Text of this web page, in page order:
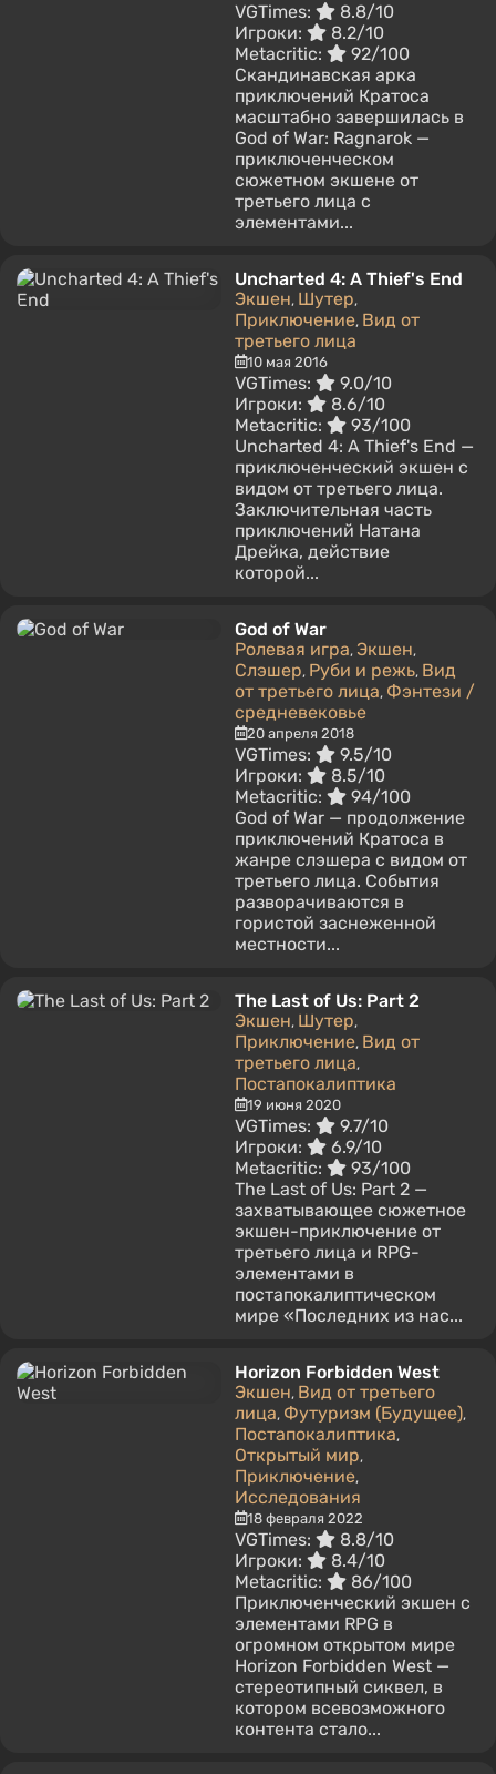
VGTimes:
8.8/10
Игроки:
8.2/10
Metacritic:
92/100
Скандинавская арка
приключений Кратоса
масштабно завершилась в
God of War: Ragnarok —
приключенческом
сюжетном экшене от
третьего лица с
элементами...
Uncharted 4: A Thief's End
Экшен, Шутер,
Приключение, Вид от
третьего лица
10 мая 2016
VGTimes:
9.0/10
Игроки:
8.6/10
Metacritic:
93/100
Uncharted 4: A Thief's End —
приключенческий экшен с
видом от третьего лица.
Заключительная часть
приключений Натана
Дрейка, действие
которой...
God of War
Ролевая игра, Экшен,
Слэшер, Руби и режь, Вид
от третьего лица, Фэнтези /
средневековье
20 апреля 2018
VGTimes:
9.5/10
Игроки:
8.5/10
Metacritic:
94/100
God of War — продолжение
приключений Кратоса в
жанре слэшера с видом от
третьего лица. События
разворачиваются в
гористой заснеженной
местности...
The Last of Us: Part 2
Экшен, Шутер,
Приключение, Вид от
третьего лица,
Постапокалиптика
19 июня 2020
VGTimes:
9.7/10
Игроки:
6.9/10
Metacritic:
93/100
The Last of Us: Part 2 —
захватывающее сюжетное
экшен-приключение от
третьего лица и RPG-
элементами в
постапокалиптическом
мире «Последних из нас...
Horizon Forbidden West
Экшен, Вид от третьего
лица, Футуризм (Будущее),
Постапокалиптика,
Открытый мир,
Приключение,
Исследования
18 февраля 2022
VGTimes:
8.8/10
Игроки:
8.4/10
Metacritic:
86/100
Приключенческий экшен с
элементами RPG в
огромном открытом мире
Horizon Forbidden West —
стереотипный сиквел, в
котором всевозможного
контента стало...